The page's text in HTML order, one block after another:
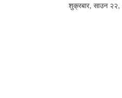
शुक्रबार, साउन २२,